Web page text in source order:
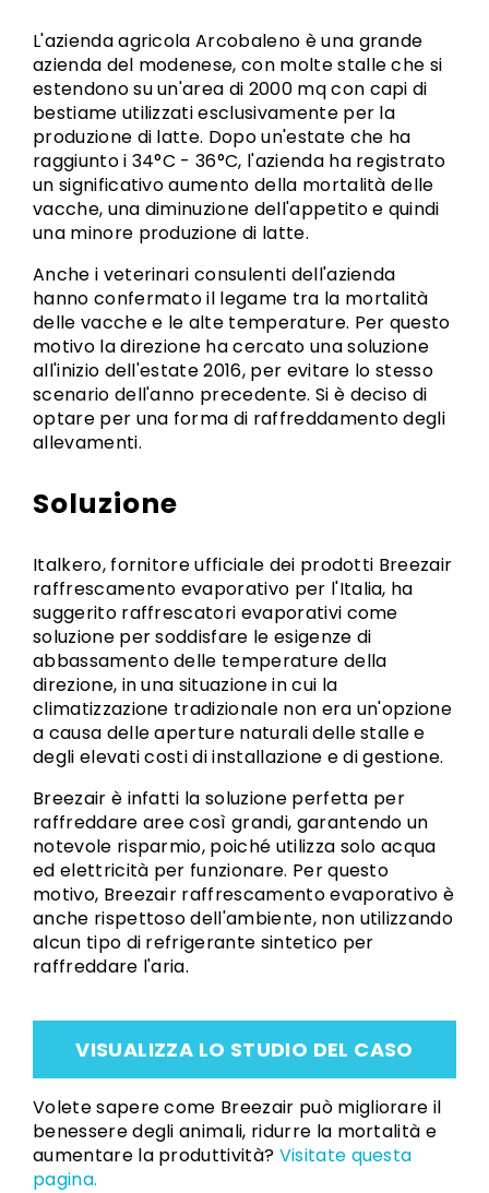
L'azienda agricola Arcobaleno è una grande
azienda del modenese, con molte stalle che si
estendono su un'area di 2000 mq con capi di
bestiame utilizzati esclusivamente per la
produzione di latte. Dopo un'estate che ha
raggiunto i 34°C - 36°C, l'azienda ha registrato
un significativo aumento della mortalità delle
vacche, una diminuzione dell'appetito e quindi
una minore produzione di latte.
Anche i veterinari consulenti dell'azienda
hanno confermato il legame tra la mortalità
delle vacche e le alte temperature. Per questo
motivo la direzione ha cercato una soluzione
all'inizio dell'estate 2016, per evitare lo stesso
scenario dell'anno precedente. Si è deciso di
optare per una forma di raffreddamento degli
allevamenti.
Soluzione
Italkero, fornitore ufficiale dei prodotti Breezair
raffrescamento evaporativo per l'Italia, ha
suggerito raffrescatori evaporativi come
soluzione per soddisfare le esigenze di
abbassamento delle temperature della
direzione, in una situazione in cui la
climatizzazione tradizionale non era un'opzione
a causa delle aperture naturali delle stalle e
degli elevati costi di installazione e di gestione.
Breezair è infatti la soluzione perfetta per
raffreddare aree così grandi, garantendo un
notevole risparmio, poiché utilizza solo acqua
ed elettricità per funzionare. Per questo
motivo, Breezair raffrescamento evaporativo è
anche rispettoso dell'ambiente, non utilizzando
alcun tipo di refrigerante sintetico per
raffreddare l'aria.
VISUALIZZA LO STUDIO DEL CASO
Volete sapere come Breezair può migliorare il
benessere degli animali, ridurre la mortalità e
aumentare la produttività? Visitate questa
pagina.